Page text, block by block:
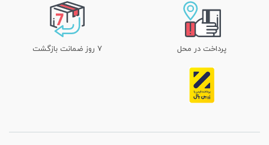
پرداخت در محل ۷ روز ضمانت بازگشت